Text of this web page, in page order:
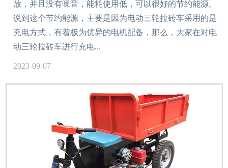
放，并且没有噪音，能耗使用低，可以很好的节约能源。
说到这个节约能源，主要是因为电动三轮拉砖车采用的是
充电方式，有着极为优异的电机配备，那么，大家在对电
动三轮拉砖车进行充电...
2023-09-07